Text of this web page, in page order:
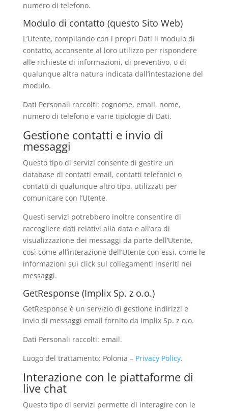
numero di telefono.
Modulo di contatto (questo Sito Web)
L’Utente, compilando con i propri Dati il modulo di
contatto, acconsente al loro utilizzo per rispondere
alle richieste di informazioni, di preventivo, o di
qualunque altra natura indicata dall’intestazione del
modulo.
Dati Personali raccolti: cognome, email, nome,
numero di telefono e varie tipologie di Dati.
Gestione contatti e invio di
messaggi
Questo tipo di servizi consente di gestire un
database di contatti email, contatti telefonici o
contatti di qualunque altro tipo, utilizzati per
comunicare con l’Utente.
Questi servizi potrebbero inoltre consentire di
raccogliere dati relativi alla data e all’ora di
visualizzazione dei messaggi da parte dell’Utente,
così come all’interazione dell’Utente con essi, come le
informazioni sui click sui collegamenti inseriti nei
messaggi.
GetResponse (Implix Sp. z o.o.)
GetResponse è un servizio di gestione indirizzi e
invio di messaggi email fornito da Implix Sp. z o.o.
Dati Personali raccolti: email.
Luogo del trattamento: Polonia – Privacy Policy.
Interazione con le piattaforme di
live chat
Questo tipo di servizi permette di interagire con le